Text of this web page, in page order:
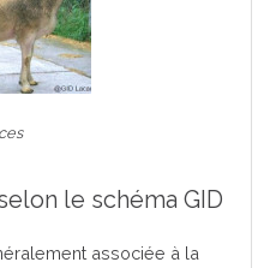
le schéma GID
associée à la